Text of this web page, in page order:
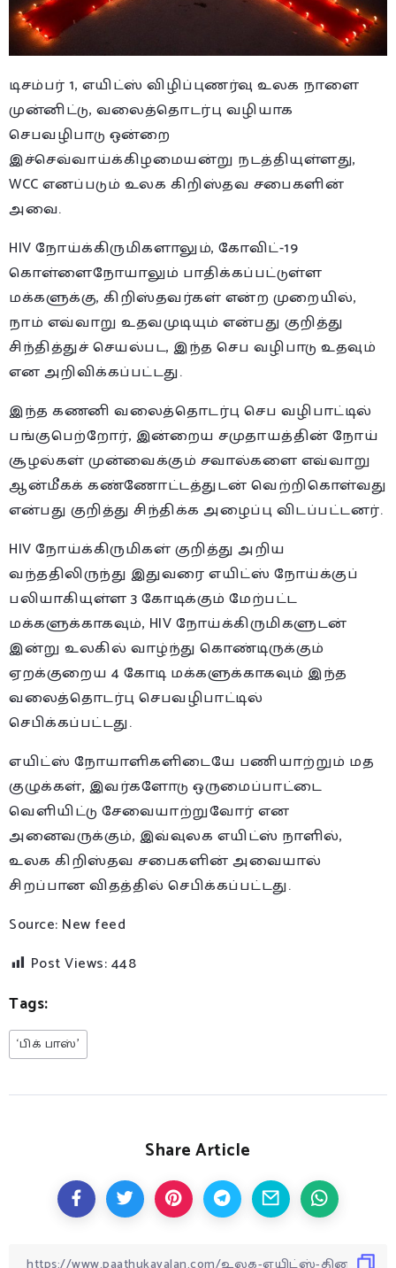
டிசம்பர் 1, எயிட்ஸ் விழிப்புணர்வு உலக நாளை
முன்னிட்டு, வலைத்தொடர்பு வழியாக
செபவழிபாடு ஒன்றை
இச்செவ்வாய்க்கிழமையன்று நடத்தியுள்ளது,
WCC எனப்படும் உலக கிறிஸ்தவ சபைகளின்
அவை.
HIV நோய்க்கிருமிகளாலும், கோவிட்-19
கொள்ளைநோயாலும் பாதிக்கப்பட்டுள்ள
மக்களுக்கு, கிறிஸ்தவர்கள் என்ற முறையில்,
நாம் எவ்வாறு உதவமுடியும் என்பது குறித்து
சிந்தித்துச் செயல்பட, இந்த செப வழிபாடு உதவும்
என அறிவிக்கப்பட்டது.
இந்த கணனி வலைத்தொடர்பு செப வழிபாட்டில்
பங்குபெற்றோர், இன்றைய சமுதாயத்தின் நோய்
சூழல்கள் முன்வைக்கும் சவால்களை எவ்வாறு
ஆன்மீகக் கண்ணோட்டத்துடன் வெற்றிகொள்வது
என்பது குறித்து சிந்திக்க அழைப்பு விடப்பட்டனர்.
HIV நோய்க்கிருமிகள் குறித்து அறிய
வந்ததிலிருந்து இதுவரை எயிட்ஸ் நோய்க்குப்
பலியாகியுள்ள 3 கோடிக்கும் மேற்பட்ட
மக்களுக்காகவும், HIV நோய்க்கிருமிகளுடன்
இன்று உலகில் வாழ்ந்து கொண்டிருக்கும்
ஏறக்குறைய 4 கோடி மக்களுக்காகவும் இந்த
வலைத்தொடர்பு செபவழிபாட்டில்
செபிக்கப்பட்டது.
எயிட்ஸ் நோயாளிகளிடையே பணியாற்றும் மத
குழுக்கள், இவர்களோடு ஒருமைப்பாட்டை
வெளியிட்டு சேவையாற்றுவோர் என
அனைவருக்கும், இவ்வுலக எயிட்ஸ் நாளில்,
உலக கிறிஸ்தவ சபைகளின் அவையால்
சிறப்பான விதத்தில் செபிக்கப்பட்டது.
Source: New feed
Post Views:448
Tags:
‘பிக் பாஸ்’
Share Article